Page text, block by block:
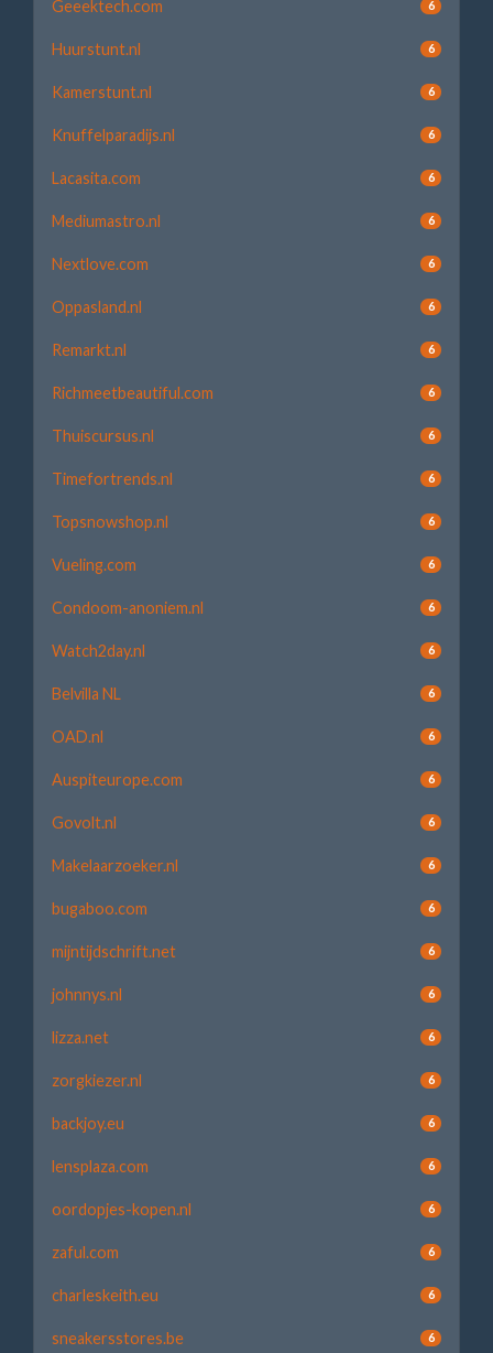
Geeektech.com 6
Huurstunt.nl 6
Kamerstunt.nl 6
Knuffelparadijs.nl 6
Lacasita.com 6
Mediumastro.nl 6
Nextlove.com 6
Oppasland.nl 6
Remarkt.nl 6
Richmeetbeautiful.com 6
Thuiscursus.nl 6
Timefortrends.nl 6
Topsnowshop.nl 6
Vueling.com 6
Condoom-anoniem.nl 6
Watch2day.nl 6
Belvilla NL 6
OAD.nl 6
Auspiteurope.com 6
Govolt.nl 6
Makelaarzoeker.nl 6
bugaboo.com 6
mijntijdschrift.net 6
johnnys.nl 6
lizza.net 6
zorgkiezer.nl 6
backjoy.eu 6
lensplaza.com 6
oordopjes-kopen.nl 6
zaful.com 6
charleskeith.eu 6
sneakersstores.be 6